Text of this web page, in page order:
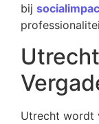
bij
Utrecht wordt